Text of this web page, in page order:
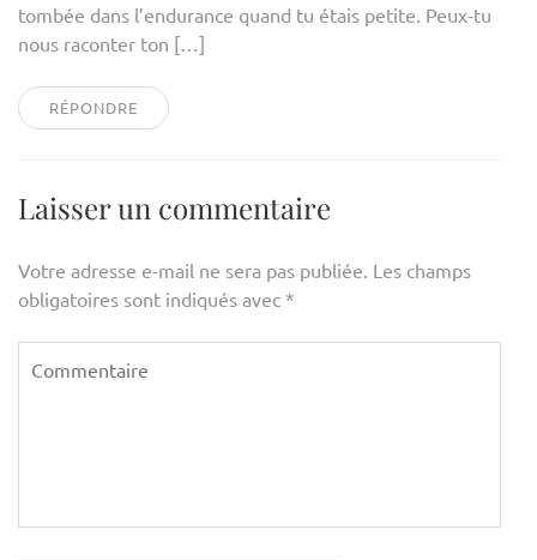
tombée dans l’endurance quand tu étais petite. Peux-tu
nous raconter ton […]
RÉPONDRE
Laisser un commentaire
Votre adresse e-mail ne sera pas publiée. Les champs
obligatoires sont indiqués avec *